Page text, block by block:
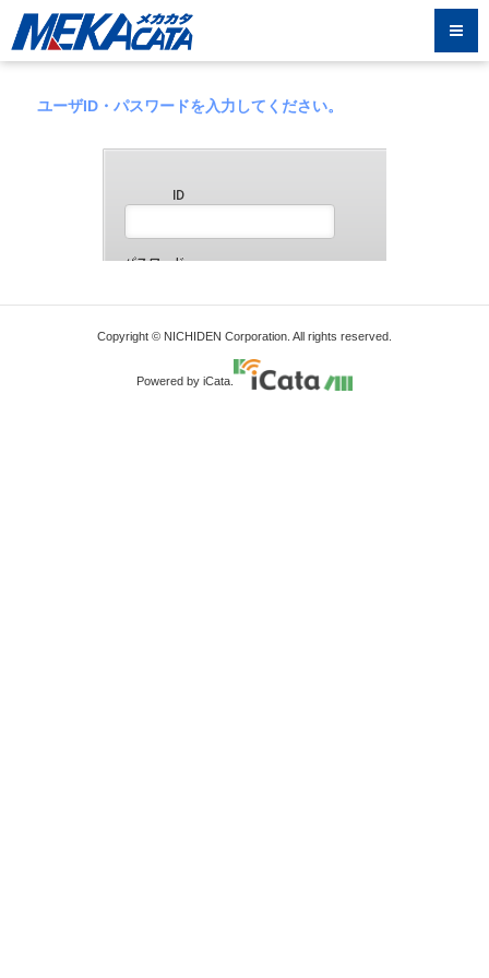
ユーザID・パスワードを入力してください。
Copyright © NICHIDEN Corporation. All rights reserved.
Powered by iCata.